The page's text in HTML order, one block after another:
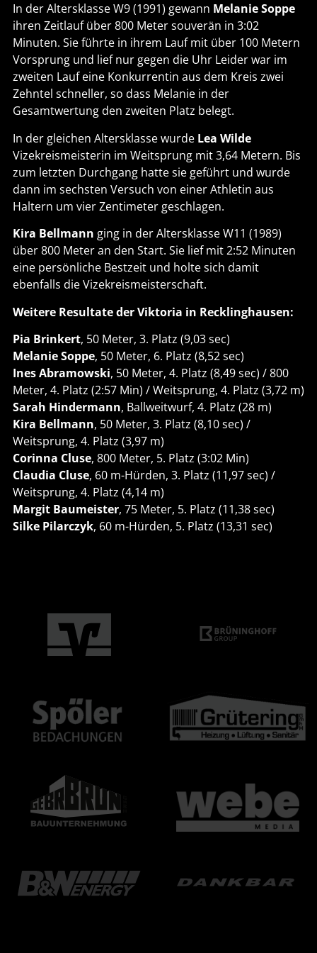
In der Altersklasse W9 (1991) gewann Melanie Soppe
ihren Zeitlauf über 800 Meter souverän in 3:02
Minuten. Sie führte in ihrem Lauf mit über 100 Metern
Vorsprung und lief nur gegen die Uhr Leider war im
zweiten Lauf eine Konkurrentin aus dem Kreis zwei
Zehntel schneller, so dass Melanie in der
Gesamtwertung den zweiten Platz belegt.
In der gleichen Altersklasse wurde Lea Wilde
Vizekreismeisterin im Weitsprung mit 3,64 Metern. Bis
zum letzten Durchgang hatte sie geführt und wurde
dann im sechsten Versuch von einer Athletin aus
Haltern um vier Zentimeter geschlagen.
Kira Bellmann ging in der Altersklasse W11 (1989)
über 800 Meter an den Start. Sie lief mit 2:52 Minuten
eine persönliche Bestzeit und holte sich damit
ebenfalls die Vizekreismeisterschaft.
Weitere Resultate der Viktoria in Recklinghausen:
Pia Brinkert, 50 Meter, 3. Platz (9,03 sec)
Melanie Soppe, 50 Meter, 6. Platz (8,52 sec)
Ines Abramowski, 50 Meter, 4. Platz (8,49 sec) / 800
Meter, 4. Platz (2:57 Min) / Weitsprung, 4. Platz (3,72 m)
Sarah Hindermann, Ballweitwurf, 4. Platz (28 m)
Kira Bellmann, 50 Meter, 3. Platz (8,10 sec) /
Weitsprung, 4. Platz (3,97 m)
Corinna Cluse, 800 Meter, 5. Platz (3:02 Min)
Claudia Cluse, 60 m-Hürden, 3. Platz (11,97 sec) /
Weitsprung, 4. Platz (4,14 m)
Margit Baumeister, 75 Meter, 5. Platz (11,38 sec)
Silke Pilarczyk, 60 m-Hürden, 5. Platz (13,31 sec)